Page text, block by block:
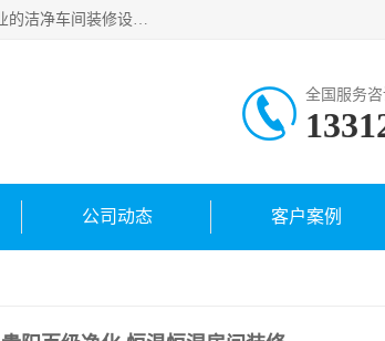
从事各种实验室、手术室、医院、食品、化妆品、制药、医疗器械、光学、半导体、精密电子等无尘车间行业的洁净车间装修设计、净化设备、恒温恒湿空调的设计制作与安装、净化系统工程项目施工及其技术支持服务。
全国服务
公司动态 客户案例